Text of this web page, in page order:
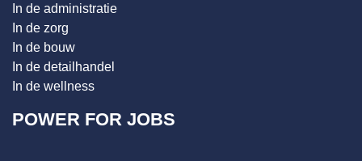
In de administratie
In de zorg
In de bouw
In de detailhandel
In de wellness
POWER FOR JOBS